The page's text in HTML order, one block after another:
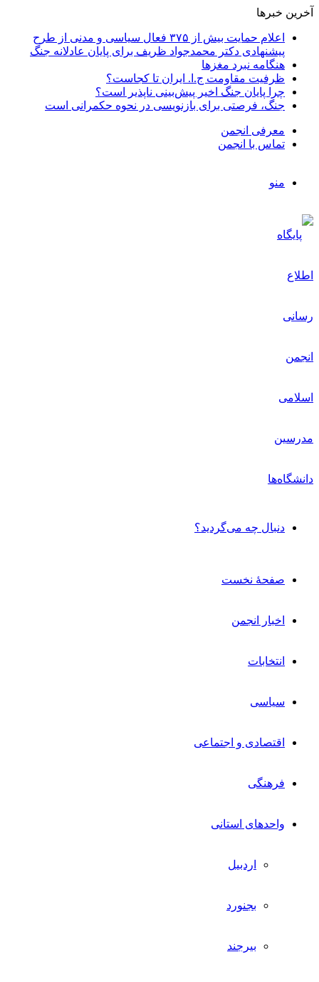
آخرین خبرها
اعلام حمایت بیش از ۳۷۵ فعال سیاسی و مدنی از طرح
پیشنهادی دکتر محمدجواد ظریف برای پایان عادلانه جنگ
هنگامه نبرد مغزها
ظرفیت مقاومت ج.ا. ایران تا کجاست؟
چرا پایان جنگ اخیر پیش‌بینی ناپذیر است؟
جنگ، فرصتی برای بازنویسی در نحوه حکمرانی است
معرفی انجمن
تماس با انجمن
منو
دنبال چه می‌گردید؟
صفحۀ نخست
اخبار انجمن
انتخابات
سیاسی
اقتصادی و اجتماعی
فرهنگی
واحدهای استانی
اردبیل
بجنورد
بیرجند